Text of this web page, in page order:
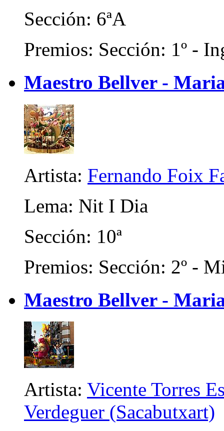
Sección: 6ªA
Premios: Sección: 1º -
Maestro Bellver -
Artista: Fernando Foix
Lema: Nit I Dia
Sección: 10ª
Premios: Sección: 2º -
Maestro Bellver -
Artista: Vicente Torres
Verdeguer (Sacabutxart)